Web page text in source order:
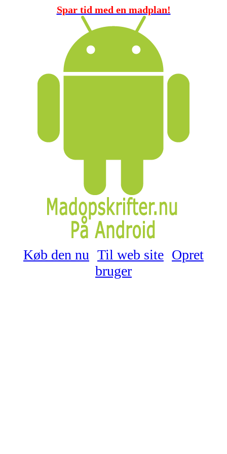
Spar tid med en madplan!
Køb den nu Til web site Opret
bruger